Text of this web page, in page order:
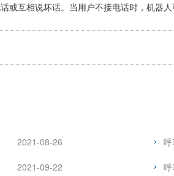
互相说坏话。当用户不接电话时，机
2021-08-26
2021-09-22